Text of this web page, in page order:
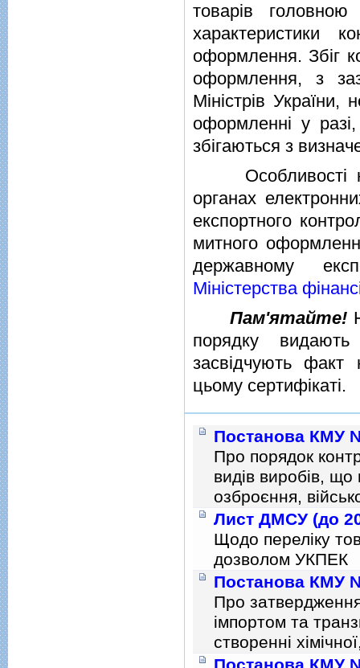
товарiв
характеристики
оформлення. Збiг
оформлення, з
Мiнiстрiв України,
оформленнi у разi,
збiгаються з
Особливостi
органах
експортного
митного
державному
Мiнiстерства
Пам'ятайте!
порядку
засвiдчують факт
цьому сертифiкатi.
Постанова КМУ
Про порядок
видiв виробiв, що
озброєння,
Лист ДМСУ (до
Щодо пеpелiку
дозволом УКПЕК
Постанова КМУ
Про
iмпортом та
створеннi